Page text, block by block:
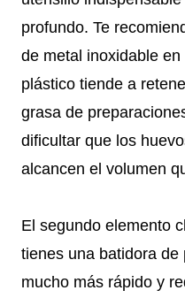
profundo. Te
de metal inoxidable
plástico tiende a
grasa de
dificultar que los
alcancen el volumen
El segundo elemento
tienes una batidora
mucho más rápido y